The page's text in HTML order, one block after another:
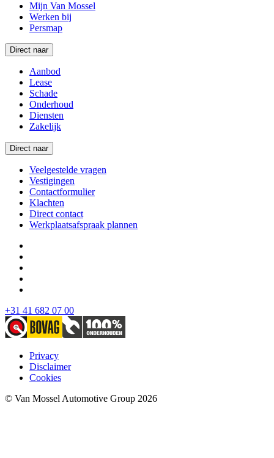
Mijn Van Mossel
Werken bij
Persmap
Direct naar
Aanbod
Lease
Schade
Onderhoud
Diensten
Zakelijk
Direct naar
Veelgestelde vragen
Vestigingen
Contactformulier
Klachten
Direct contact
Werkplaatsafspraak plannen
+31 41 682 07 00
Privacy
Disclaimer
Cookies
© Van Mossel Automotive Group 2026